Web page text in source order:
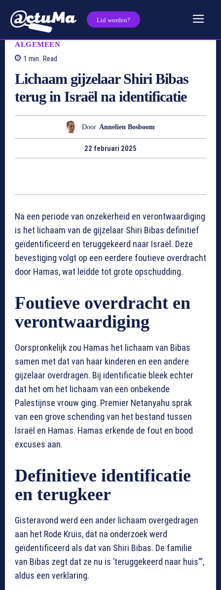
Lid worden?
ALGEMEEN
1 min. Read
Lichaam gijzelaar Shiri Bibas
terug in Israël na identificatie
Door Annelien Bosboom
22 februari 2025
Na een periode van onzekerheid en verontwaardiging
is het lichaam van de gijzelaar Shiri Bibas definitief
geïdentificeerd en teruggekeerd naar Israël. Deze
bevestiging volgt op een eerdere foutieve overdracht
door Hamas, wat leidde tot grote opschudding.
Foutieve overdracht en
verontwaardiging
Oorspronkelijk zou Hamas het lichaam van Bibas
samen met dat van haar kinderen en een andere
gijzelaar overdragen. Bij identificatie bleek echter
dat het om het lichaam van een onbekende
Palestijnse vrouw ging. Premier Netanyahu sprak
van een grove schending van het bestand tussen
Israël en Hamas. Hamas erkende de fout en bood
excuses aan.
Definitieve identificatie
en terugkeer
Gisteravond werd een ander lichaam overgedragen
aan het Rode Kruis, dat na onderzoek werd
geïdentificeerd als dat van Shiri Bibas. De familie
van Bibas zegt dat ze nu is ’teruggekeerd naar huis'”,
aldus een verklaring.